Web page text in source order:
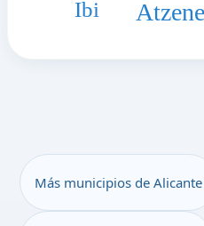
Ibi
Más municipios de Alicante